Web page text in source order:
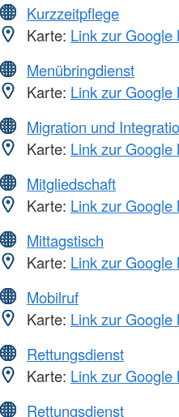
Kurzzeitpflege
Karte: Link zur Google
Menübringdienst
Karte: Link zur Google
Migration und
Karte: Link zur Google
Mitgliedschaft
Karte: Link zur Google
Mittagstisch
Karte: Link zur Google
Mobilruf
Karte: Link zur Google
Rettungsdienst
Karte: Link zur Google
Rettungsdienst